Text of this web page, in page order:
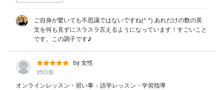
ご自身が驚いても不思議ではないですね(^ ^) あれだけの数の英
文を何も見ずにスラスラ言えるようになっています！すごいこと
です。この調子です♪
by 女性
25日前
オンラインレッスン・習い事 > 語学レッスン・学習指導